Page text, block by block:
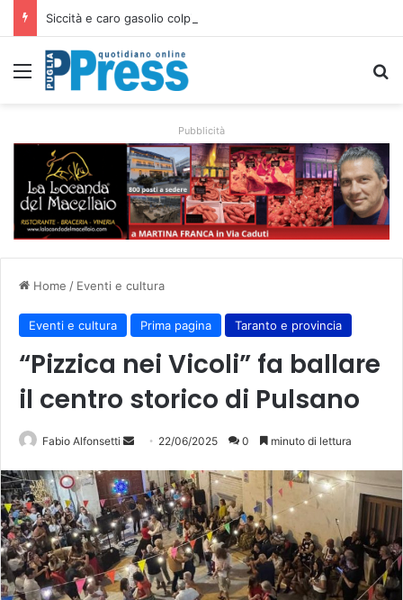
Menu
Pubblicità
Home / Eventi e cultura
Eventi e cultura Prima pagina Taranto e provincia
“Pizzica nei Vicoli” fa ballare
il centro storico di Pulsano
Fabio Alfonsetti
Invia 22/06/2025 0 minuto di lettura